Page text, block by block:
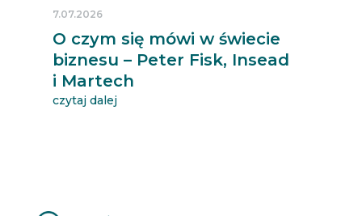
O czym się mówi w świecie
biznesu – Peter Fisk, Insead
i Martech
7.07.2026
czytaj dalej